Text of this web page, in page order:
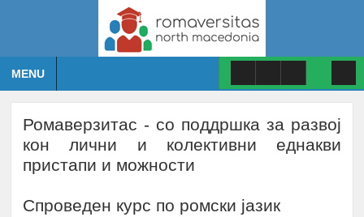
MENU
Ромаверзитас - со поддршка за развој
кон лични и колективни еднакви
пристапи и можности
Спроведен курс по ромски јазик